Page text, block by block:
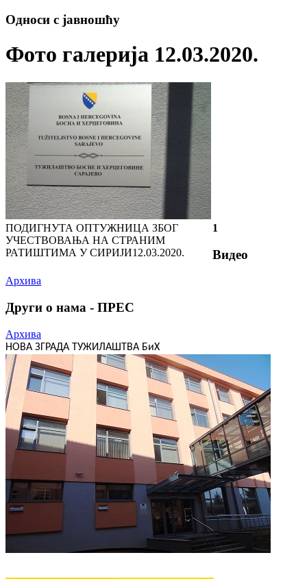
Односи с јавношћу
Фото галерија 12.03.2020.
ПОДИГНУТА ОПТУЖНИЦА ЗБОГ
УЧЕСТВОВАЊА НА СТРАНИМ
РАТИШТИМА У СИРИЈИ12.03.2020.
1
Видео
Архива
Други о нама - ПРЕС
Архива
НОВА ЗГРАДА ТУЖИЛАШТВА БиХ